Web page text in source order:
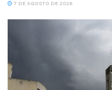
7 DE AGOSTO DE 2026